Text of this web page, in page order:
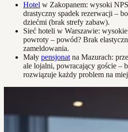
Hotel w Zakopanem: wysoki
drastyczny spadek rezerwacji –
dziećmi (brak strefy zabaw).
Sieć hoteli w Warszawie:
powroty – powód? Brak
zameldowania.
Mały pensjonat na Mazurach:
ale lojalni, powracający goście –
rozwiązuje każdy problem na